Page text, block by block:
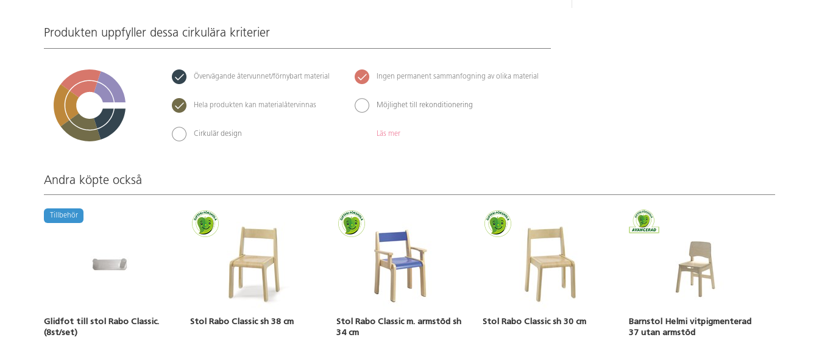
Produkten uppfyller dessa cirkulära kriterier
Övervägande återvunnet/förnybart material
Hela produkten kan materialåtervinnas
Cirkulär design
Ingen permanent sammanfogning av olika material
Möjlighet till rekonditionering
Läs mer
Andra köpte också
Tillbehör
Glidfot till stol Rabo Classic.
(8st/set)
Stol Rabo Classic sh 38 cm
Stol Rabo Classic m. armstöd sh
34 cm
Stol Rabo Classic sh 30 cm
Barnstol Helmi vitpigmenterad
37 utan armstöd